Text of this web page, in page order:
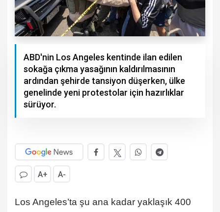
ABD'nin Los Angeles kentinde ilan edilen
sokağa çıkma yasağının kaldırılmasının
ardından şehirde tansiyon düşerken, ülke
genelinde yeni protestolar için hazırlıklar
sürüyor.
A+ A-
Los Angeles’ta şu ana kadar yaklaşık 400